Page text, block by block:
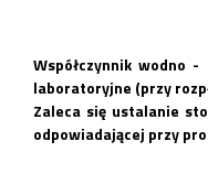
Współczynnik wodno
laboratoryjne (przy
Zaleca się ustalanie
odpowiadającej przy